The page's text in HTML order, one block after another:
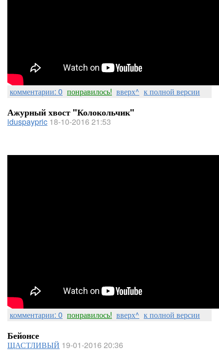
комментарии: 0 понравилось! вверх^ к полной версии
Ажурный хвост "Колокольчик"
iduspaypric 18-10-2016 21:53
комментарии: 0 понравилось! вверх^ к полной версии
Бейонсе
ЩАСТЛИВЫЙ 19-01-2016 20:36